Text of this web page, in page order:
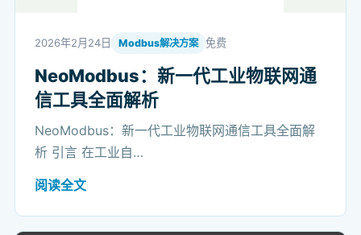
2026年2月24日 Modbus解决方案 免费
NeoModbus：新一代工业物联网通
信工具全面解析
NeoModbus：新一代工业物联网通信工具全面解
析 引言 在工业自…
阅读全文